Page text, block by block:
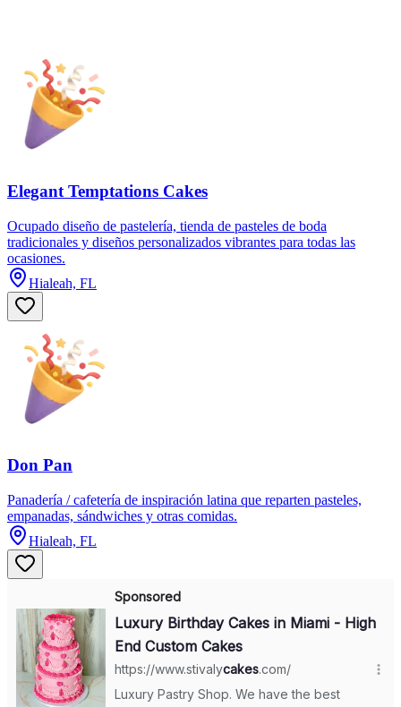
Elegant Temptations Cakes
Ocupado diseño de pastelería, tienda de pasteles de boda
tradicionales y diseños personalizados vibrantes para todas las
ocasiones.
Hialeah, FL
Don Pan
Panadería / cafetería de inspiración latina que reparten pasteles,
empanadas, sándwiches y otras comidas.
Hialeah, FL